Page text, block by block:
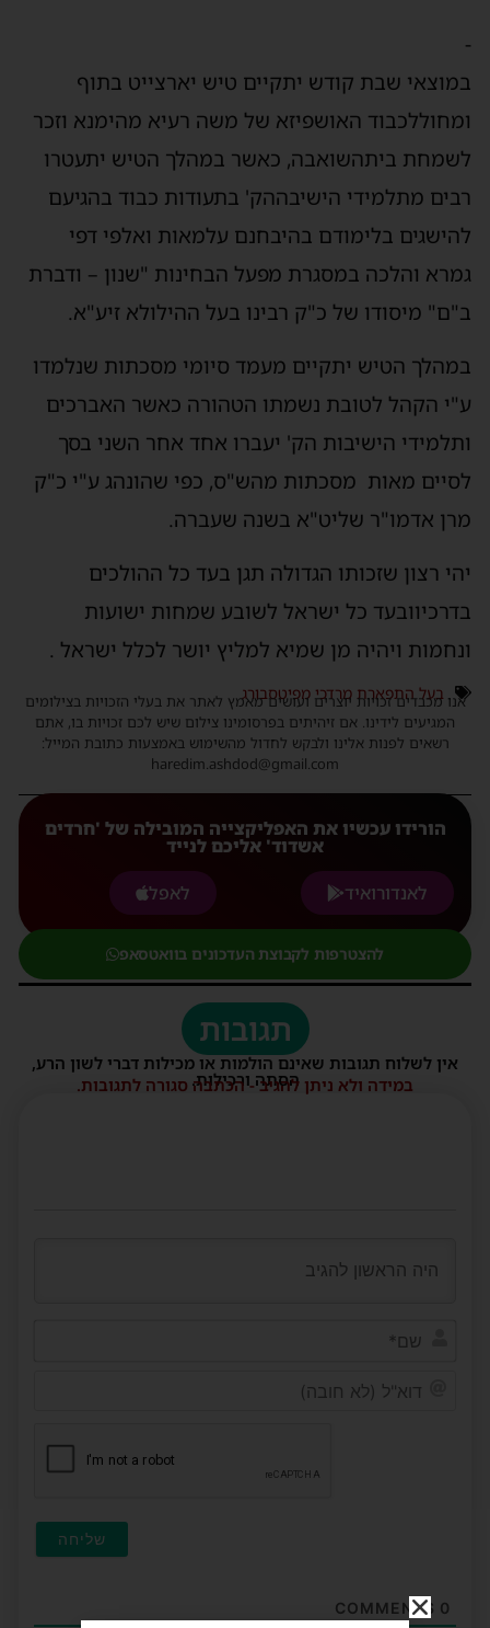
-
במוצאי שבת קודש יתקיים טיש יארצייט בתוף
ומחוללכבוד האושפיזא של משה רעיא מהימנא וזכר
לשמחת ביתהשואבה, כאשר במהלך הטיש יתעטרו
רבים מתלמידי הישיבההק' בתעודות כבוד בהגיעם
להישגים בלימודם בהיבחנם עלמאות ואלפי דפי
גמרא והלכה במסגרת מפעל הבחינות "שנון – ודברת
ב"ם" מיסודו של כ"ק רבינו בעל ההילולא זיע"א.
במהלך הטיש יתקיים מעמד סיומי מסכתות שנלמדו
ע"י הקהל לטובת נשמתו הטהורה כאשר האברכים
ותלמידי הישיבות הק' יעברו אחד אחר השני בסך
לסיים מאות מסכתות מהש"ס, כפי שהונהג ע"י כ"ק
מרן אדמו"ר שליט"א בשנה שעברה.
יהי רצון שזכותו הגדולה תגן בעד כל ההולכים
בדרכיוובעד כל ישראל לשובע שמחות ישועות
ונחמות ויהיה מן שמיא למליץ יושר לכלל ישראל .
בעל התפארת מרדכי מפיטסבורג
אנו מכבדים זכויות יוצרים ועושים מאמץ לאתר את בעלי הזכויות בצילומים
המגיעים לידינו. אם זיהיתים בפרסומינו צילום שיש לכם זכויות בו, אתם
רשאים לפנות אלינו ולבקש לחדול מהשימוש באמצעות כתובת המייל:
haredim.ashdod@gmail.com
הורידו עכשיו את האפליקצייה המובילה של 'חרדים
אשדוד' אליכם לנייד
לאנדורואיד
לאפל
להצטרפות לקבוצת העדכונים בוואטסאפ
תגובות
אין לשלוח תגובות שאינם הולמות או מכילות דברי לשון הרע,
הסתה ורכילות.
במידה ולא ניתן להגיב - הכתבה סגורה לתגובות.
0